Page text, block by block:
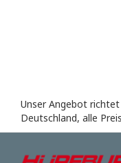
Unser Angebot
Deutschland, alle